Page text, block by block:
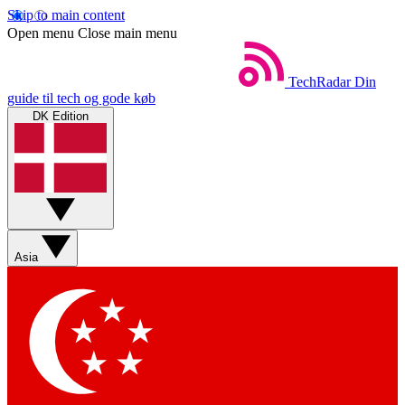
Skip to main content
Open menu Close main menu
TechRadar Din
guide til tech og gode køb
DK Edition
Asia